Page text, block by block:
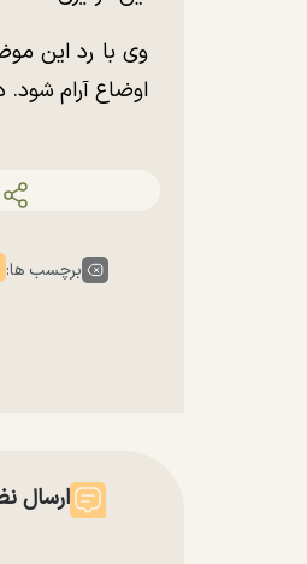
وی با رد این
اوضاع آرام شود.
برچسب ها:
ارسال